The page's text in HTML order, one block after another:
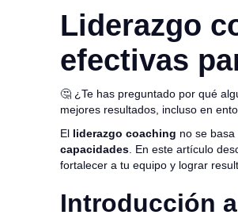
Liderazgo
efectivas
🤔 ¿Te has preguntado por qué
mejores resultados, incluso en
El liderazgo coaching no se
capacidades . En este artículo
fortalecer a tu equipo y lograr
Introducción